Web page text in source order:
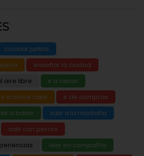
cocinar juntos
enseñar la ciudad
aire libre
ir a cenar
ir a tomar café
ir de compras
a bailar
salir a la montaña
salir con perros
leer en compañía